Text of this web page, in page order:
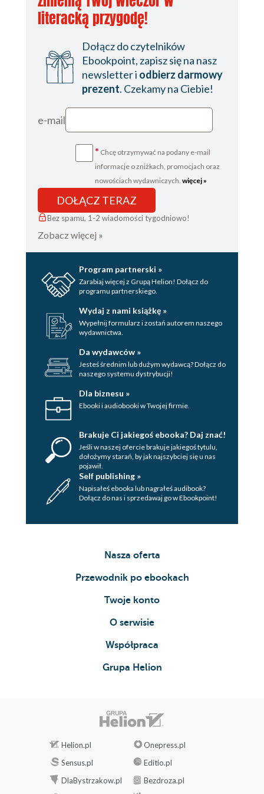
literacką przygodę!
Dołącz do czytelników
Ebookpoint, zapisz się na nasz
newsletter i odbierz darmowy
prezent. Czekamy na Ciebie!
e-mail
* Chcę otrzymywać na podany e-mail
informacje o zniżkach, promocjach oraz
nowościach wydawniczych. więcej »
DOŁĄCZ TERAZ
Bez spamu, 1-2 wiadomości tygodniowo!
Zobacz więcej »
Program partnerski »
Zarabiaj więcej z Grupą Helion! Dołącz do
programu partnerskiego.
Wydaj z nami książkę »
Wypełnij formularz i zostań autorem naszego
wydawnictwa.
Da wydawców »
Jesteś średnim lub dużym wydawcą? Dołącz do
naszego systemu dystrybucji!
Dla biznesu »
Ebooki i audiobooki w Twojej firmie.
Brakuje Ci jakiegoś ebooka? Daj znać!
Jeśli w naszej ofercie brakuje jakiegoś tytulu,
dołożymy starań, by jak najszybciej się u nas
pojawił.
Self publishing »
Napisałeś ebooka lub nagrałeś audibook?
Dołącz do nas i sprzedawaj go w Ebookpoint!
Nasza oferta
Przewodnik po ebookach
Twoje konto
O serwisie
Współpraca
Grupa Helion
Helion.pl
Onepress.pl
Sensus.pl
Editio.pl
DlaBystrzakow.pl
Bezdroza.pl